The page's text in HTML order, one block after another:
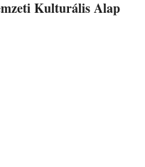
Kulturális Alap